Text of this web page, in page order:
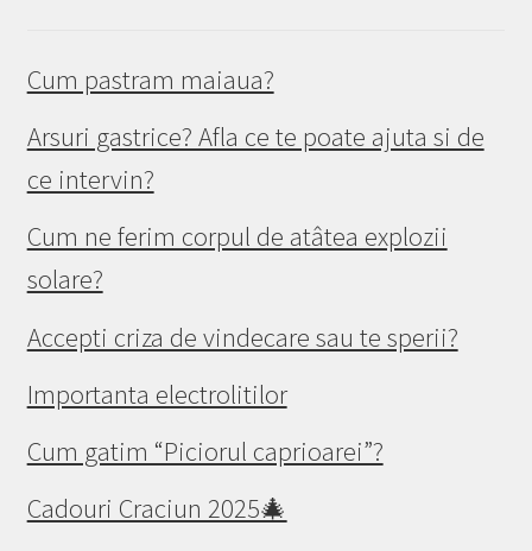
Cum pastram maiaua?
Arsuri gastrice? Afla ce te poate ajuta si de
ce intervin?
Cum ne ferim corpul de atâtea explozii
solare?
Accepti criza de vindecare sau te sperii?
Importanta electrolitilor
Cum gatim “Piciorul caprioarei”?
Cadouri Craciun 2025🎄